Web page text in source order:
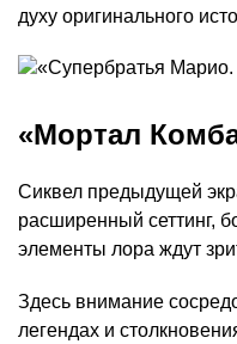
духу оригинального
«Мортал
Сиквел предыдущей
расширенный сеттинг,
элементы лора ждут
Здесь внимание
легендах и